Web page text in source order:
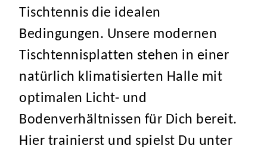
Tischtennis die idealen
Bedingungen. Unsere modernen
Tischtennisplatten stehen in einer
natürlich klimatisierten Halle mit
optimalen Licht- und
Bodenverhältnissen für Dich bereit.
Hier trainierst und spielst Du unter